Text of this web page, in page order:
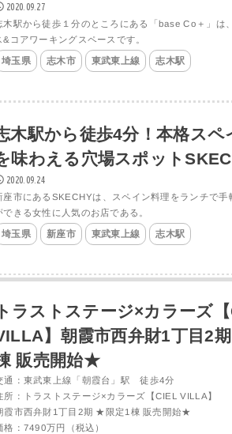
2020.09.27
木駅から徒歩１分のところにある「base Co＋」は
&コアワーキングスペースです。
埼玉県 志木市 東武東上線 志木駅
木駅から徒歩4分！本格スペ
味わえる穴場スポット
2020.09.24
座市にあるSKECHYは、スペイン料理をランチで手
できる女性に人気のお店である。
埼玉県 新座市 東武東上線 志木駅
ラストステージ×カラーズ
】朝霞市西弁財1丁目2
販売開始★
通：東武東上線「朝霞台」駅 徒歩4分
所：トラストステージ×カラーズ【CIEL VILLA】
霞市西弁財1丁目2期 ★限定1棟 販売開始★
格：7490万円（税込）